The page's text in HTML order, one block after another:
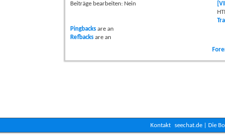
Beiträge bearbeiten: Nein
Pingbacksare an
Refbacksare an
Kontakt seechat.de | Die